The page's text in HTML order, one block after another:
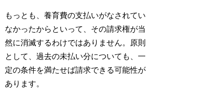
もっとも、養育費の支払いがなされてい
なかったからといって、その請求権が当
然に消滅するわけではありません。原則
として、過去の未払い分についても、一
定の条件を満たせば請求できる可能性が
あります。